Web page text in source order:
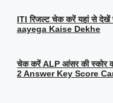
ITI रिजल्ट चेक करें यहां से
aayega Kaise Dekhe
चेक करें ALP आंसर की स्कोर
2 Answer Key Score